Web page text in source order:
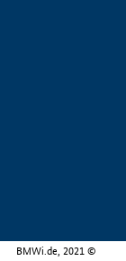
BMWi.de, 2021 ©